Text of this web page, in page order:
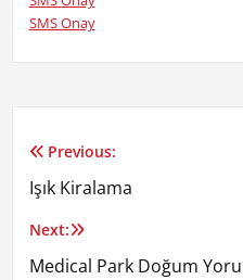
SMS Onay
Yazı
gezinmesi
Previous:
Işık Kiralama
Next:
Medical Park Doğum